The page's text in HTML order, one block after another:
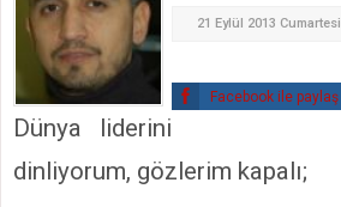
21 Eylül 2013 Cumartesi
Facebook ile paylaş
Dünya liderini
dinliyorum, gözlerim kapalı;